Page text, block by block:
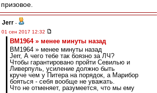
призовое.
Jerr -
01 сен 2017 12:32
BM1964 » менее минуты назад
BM1964 » менее минуты назад
Jerr, А чего тебе так боязно за ЛЧ?
Чтобы гарантировано пройти Севилью и
Ливерпуль, усиление должно быть
круче чем у Питера на порядок, а Марибор
бояться - себя вообще не уважать.
Что не отменяет, разумеется, что мы ему